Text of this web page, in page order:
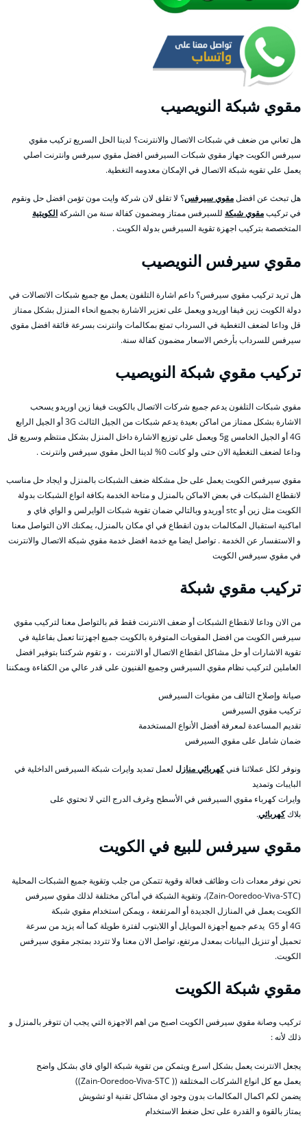
مقوي شبكة النويصيب
هل تعاني من ضعف في شبكات الاتصال والانترنت؟ لدينا الحل السريع تركيب مقوي
سيرفس الكويت جهاز مقوي شبكات السيرفس افضل مقوي سيرفس وانترنت اصلي
يعمل علي تقويه شبكة الاتصال في الإمكان معدومه التغطية.
هل تبحث عن افضلمقوي سيرفس؟ لا تقلق لان شركة وايت مون تؤمن افضل حل ونقوم
في تركيبمقوي شبكة للسيرفس ممتاز ومضمون كفالة سنة من الشركةالكويتية
المتخصصة بتركيب اجهزة تقوية السيرفس بدولة الكويت .
مقوي سيرفس النويصيب
هل تريد تركيب مقوي سيرفس؟ داعم اشارة التلفون يعمل مع جميع شبكات الاتصالات في
دولة الكويت زين فيفا اوريدو ويعمل على تعزير الاشارة بجميع انحاء المنزل بشكل ممتاز
قل وداعا لضعف التغطية في السرداب تمتع بمكالمات وانترنت بسرعة فائقة افضل مقوي
سيرفس للسرداب بأرخص الاسعار مضمون كفالة سنة.
تركيب مقوي شبكة النويصيب
مقوي شبكات التلفون يدعم جميع شركات الاتصال بالكويت فيفا زين اوريدو يسحب
الاشارة بشكل ممتاز من اماكن بعيدة يدعم شبكات من الجيل الثالث 3G أو الجيل الرابع
4G أو الجيل الخامس 5g ويعمل على توزيع الاشارة داخل المنزل بشكل منتظم وسريع قل
وداعا لضعف التغطية الان حتى ولو كانت 0% لدينا الحل مقوي سيرفس وانترنت .
مقوي سيرفس الكويت يعمل على حل مشكلة ضعف الشبكات بالمنزل و ايجاد حل مناسب
لانقطاع الشبكات في بعض الاماكن بالمنزل و متاحة الخدمة بكافة انواع الشبكات بدولة
الكويت مثل زين أو stc أوريدو وبالتالي ضمان تقوية شبكات الوايرلس و الواي فاي و
اماكنية استقبال المكالمات بدون انقطاع في اي مكان بالمنزل، يمكنك الان التواصل معنا
و الاستفسار عن الخدمة . تواصل ايضا مع خدمة افضل خدمة مقوي شبكة الاتصال والانترنت
في مقوي سيرفس الكويت
تركيب مقوي شبكة
من الان وداعا لانقطاع الشبكات أو ضعف الانترنت فقط قم بالتواصل معنا لتركيب مقوي
سيرفس الكويت من افضل المقويات المتوفرة بالكويت جميع اجهزتنا تعمل بفاعلية في
تقوية الاشارات أو حل مشاكل انقطاع الاتصال أو الانترنت ، و تقوم شركتنا بتوفير افضل
العاملين لتركيب نظام مقوي السيرفس وجميع الفنيون على قدر عالي من الكفاءة ويمكننا
صيانة وإصلاح التالف من مقويات السيرفس
تركيب مقوي السيرفس
تقديم المساعدة لمعرفة أفضل الأنواع المستخدمة
ضمان شامل على مقوي السيرفس
ونوفر لكل عملائنا فنيكهربائي منازل لعمل تمديد وايرات شبكة السيرفس الداخلية في
البايبات وتمديد
وايرات كهرباء مقوي السيرفس في الأسطح وغرف الدرج التي لا تحتوي على
بلاككهربائي.
مقوي سيرفس للبيع في الكويت
نحن نوفر معدات ذات وظائف فعالة وقوية تتمكن من جلب وتقوية جميع الشبكات المحلية
(Zain-Ooredoo-Viva-STC)، وتقوية الشبكة في أماكن مختلفة لذلك مقوي سيرفس
الكويت يعمل في المنازل الجديدة أو المرتفعة ، ويمكن استخدام مقوي شبكة
4G أو G5 يدعم جميع أجهزة الموبايل أو اللابتوب لفترة طويلة كما أنه يزيد من سرعة
تحميل أو تنزيل البيانات بمعدل مرتفع، تواصل الان معنا ولا تتردد بمتجر مقوي سيرفس
الكويت.
مقوي شبكة الكويت
تركيب وصانة مقوي سيرفس الكويت اصبح من اهم الاجهزة التي يجب ان تتوفر بالمنزل و
ذلك لأنه :
يجعل الانترنت يعمل بشكل اسرع ويتمكن من تقوية شبكة الواي فاي بشكل واضح
يعمل مع كل انواع الشركات المختلفة (( Zain-Ooredoo-Viva-STC))
يضمن لكم اكمال المكالمات بدون وجود اي مشاكل تقنية او تشويش
يمتاز بالقوة و القدرة على تحل ضغط الاستخدام